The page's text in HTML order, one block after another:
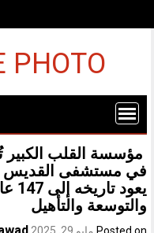
PHOTO
مؤسسة القلب الكبير
في مستشفى القديس
والتوسعة والتأهيل